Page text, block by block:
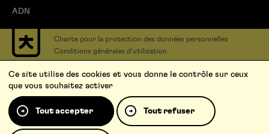
ADN
Charte pour la protection des données personnelles
Conditions générales d’utilisation
Soumettre un projet
Proposer une série
Qui sommes-nous ?
Ce site utilise des cookies et vous donne le contrôle sur ceux
que vous souhaitez activer
Tout accepter Tout refuser